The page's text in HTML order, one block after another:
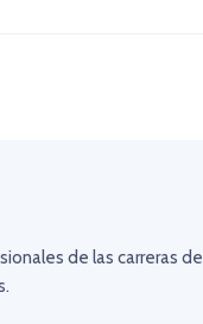
de las carreras de